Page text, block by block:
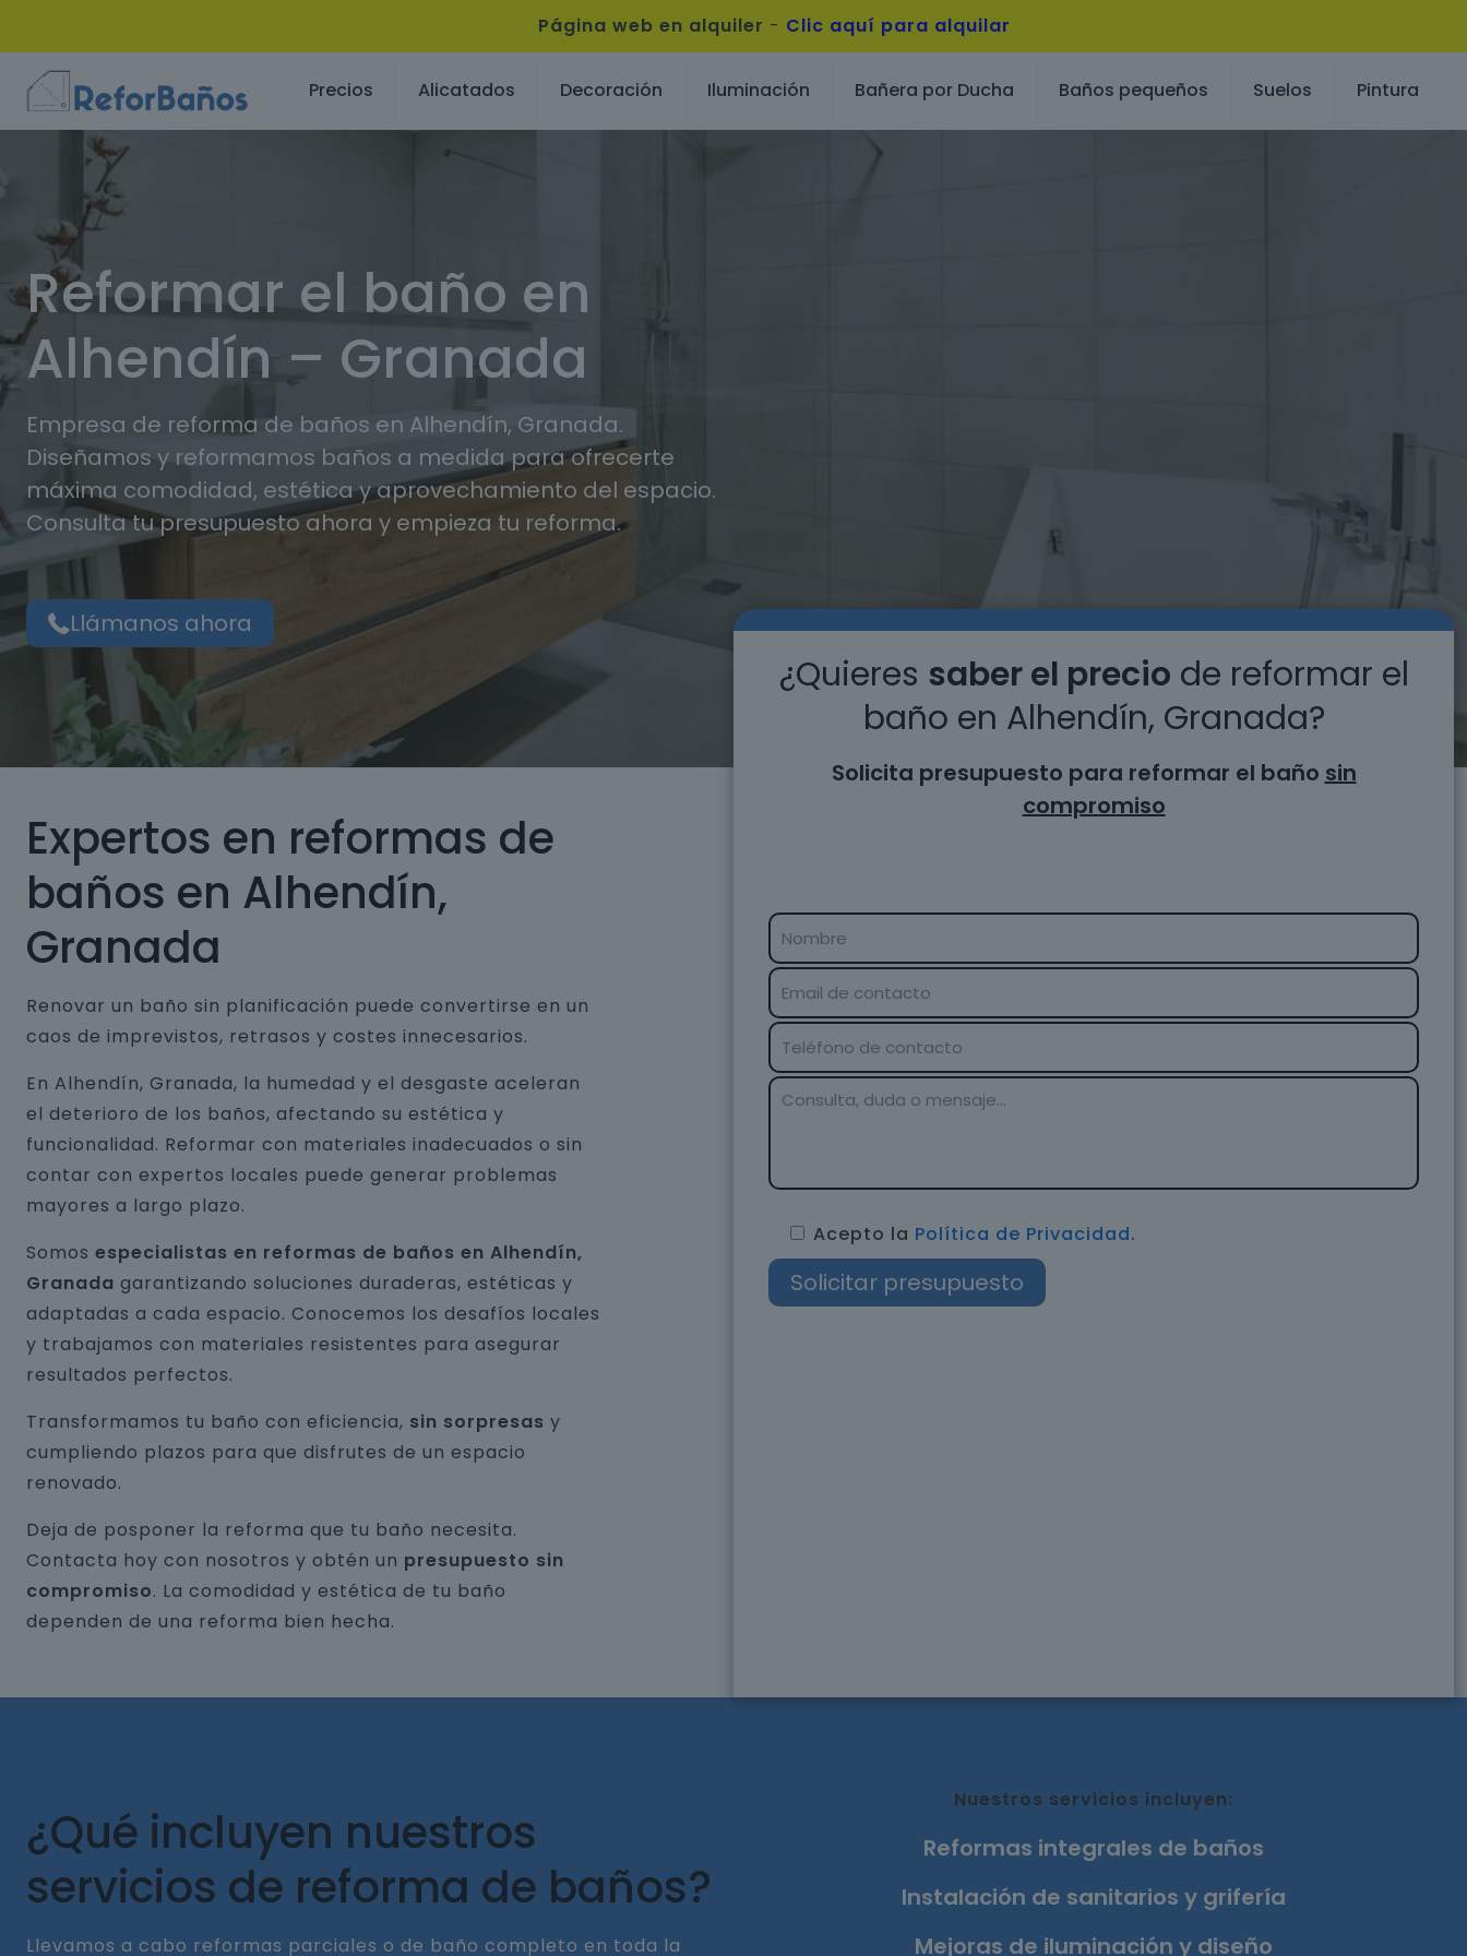
Página web en alquiler - Clic aquí para alquilar
Precios Alicatados Decoración Iluminación Bañera por Ducha Baños pequeños Suelos Pintura
Reformar el baño en
Alhendín – Granada
Empresa de reforma de baños en Alhendín, Granada.
Diseñamos y reformamos baños a medida para ofrecerte
máxima comodidad, estética y aprovechamiento del espacio.
Consulta tu presupuesto ahora y empieza tu reforma.
Llámanos ahora
Expertos en reformas de
baños en Alhendín,
Granada
Renovar un baño sin planificación puede convertirse en un
caos de imprevistos, retrasos y costes innecesarios.
En Alhendín, Granada, la humedad y el desgaste aceleran
el deterioro de los baños, afectando su estética y
funcionalidad. Reformar con materiales inadecuados o sin
contar con expertos locales puede generar problemas
mayores a largo plazo.
Somos especialistas en reformas de baños en Alhendín,
Granada garantizando soluciones duraderas, estéticas y
adaptadas a cada espacio. Conocemos los desafíos locales
y trabajamos con materiales resistentes para asegurar
resultados perfectos.
Transformamos tu baño con eficiencia, sin sorpresas y
cumpliendo plazos para que disfrutes de un espacio
renovado.
Deja de posponer la reforma que tu baño necesita.
Contacta hoy con nosotros y obtén un presupuesto sin
compromiso. La comodidad y estética de tu baño
dependen de una reforma bien hecha.
¿Quieres saber el precio de reformar el
baño en Alhendín, Granada?
Solicita presupuesto para reformar el baño sin
compromiso
Acepto la Política de Privacidad.
¿Qué incluyen nuestros
servicios de reforma de baños?
Llevamos a cabo reformas parciales o de baño completo en toda la
Nuestros servicios incluyen:
Reformas integrales de baños
Instalación de sanitarios y grifería
Mejoras de iluminación y diseño